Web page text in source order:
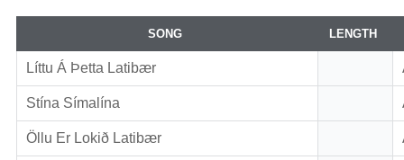
SONG LENGTH
Líttu Á Þetta Latibær
Stína Símalína
Öllu Er Lokið Latibær